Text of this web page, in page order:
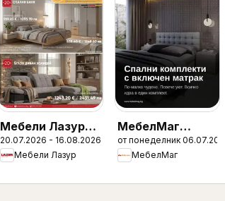
Мебели Лазур
брошура
20.07.2026 - 16.08.2026
Мебели Лазур
МебелМаг
брошура
от понеделник 06.07.2026
МебелМаг